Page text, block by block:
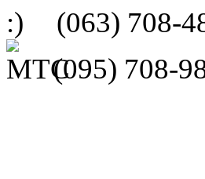
(063) 708-
(095) 708-